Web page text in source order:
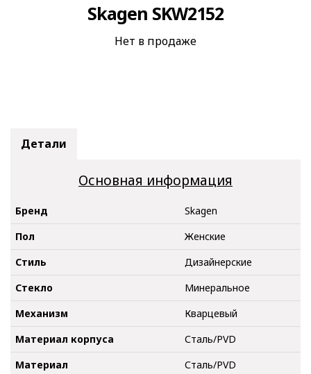
Skagen SKW2152
Нет в продаже
Детали
Основная информация
Бренд
Skagen
Пол
Женские
Стиль
Дизайнерские
Стекло
Минеральное
Механизм
Кварцевый
Материал корпуса
Сталь/PVD
Материал
Сталь/PVD